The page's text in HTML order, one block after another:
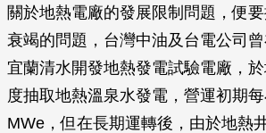
關於地熱電廠的發展限制問題，便
衰竭的問題，台灣中油及台電公司
宜蘭清水開發地熱發電試驗電廠，
度抽取地熱溫泉水發電，營運初期
MWe，但在長期運轉後，由於地熱